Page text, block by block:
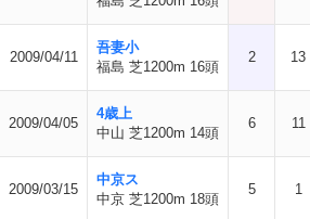
2009/04/11
吾妻小
福島 芝1200m 16頭
2 13
2009/04/05
4歳上
中山 芝1200m 14頭
6 11
2009/03/15
中京ス
中京 芝1200m 18頭
5 1